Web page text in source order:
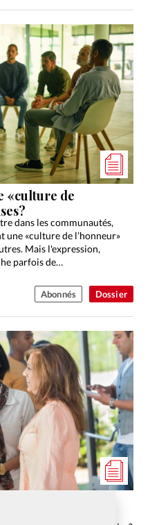
Dossier
«culture de
dans les communautés,
une «culture de l’honneur»
Mais l'expression,
parfois de
Abonnés
désuète?
société, peut-on encore